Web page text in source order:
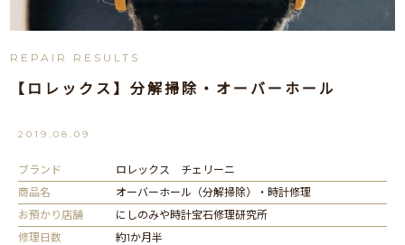
REPAIR RESULTS
【ロレックス】分解掃除・オーバーホール
2019.08.09
ブランド
ロレックス チェリーニ
商品名
オーバーホール（分解掃除）・時計修理
お預かり店舗
にしのみや時計宝石修理研究所
修理日数
約1か月半